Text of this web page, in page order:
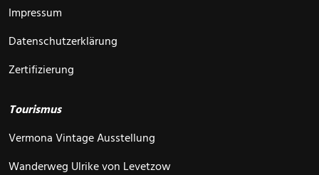
Impressum
Datenschutzerklärung
Zertifizierung
Tourismus
Vermona Vintage Ausstellung
Wanderweg Ulrike von Levetzow